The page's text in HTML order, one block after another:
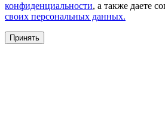
конфиденциальности, а также даете
своих персональных данных.
Принять